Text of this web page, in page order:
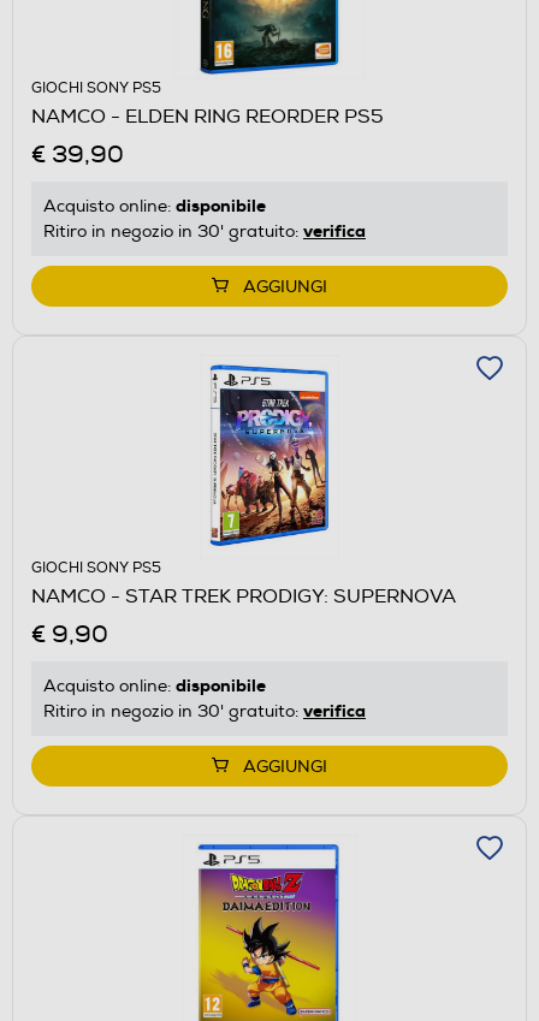
GIOCHI SONY PS5
NAMCO - ELDEN RING REORDER PS5
€ 39,90
Acquisto online: disponibile
Ritiro in negozio in 30' gratuito: verifica
AGGIUNGI
GIOCHI SONY PS5
NAMCO - STAR TREK PRODIGY: SUPERNOVA
€ 9,90
Acquisto online: disponibile
Ritiro in negozio in 30' gratuito: verifica
AGGIUNGI